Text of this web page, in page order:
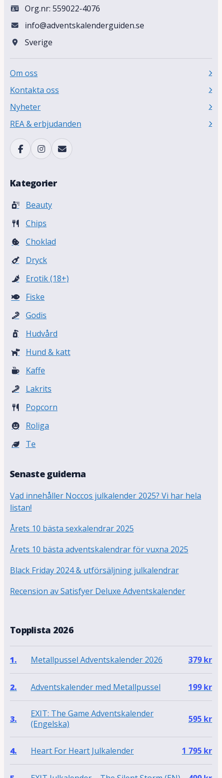
Org.nr: 559022-4076
info@adventskalenderguiden.se
Sverige
Om oss
Kontakta oss
Nyheter
REA & erbjudanden
Kategorier
Beauty
Chips
Choklad
Dryck
Erotik (18+)
Fiske
Godis
Hudvård
Hund & katt
Kaffe
Lakrits
Popcorn
Roliga
Te
Senaste guiderna
Vad innehåller Noccos julkalender 2025? Vi har hela
listan!
Årets 10 bästa sexkalendrar 2025
Årets 10 bästa adventskalendrar för vuxna 2025
Black Friday 2024 & utförsäljning julkalendrar
Recension av Satisfyer Deluxe Adventskalender
Topplista 2026
1. Metallpussel Adventskalender 2026 379 kr
2. Adventskalender med Metallpussel 199 kr
3.
EXIT: The Game Adventskalender
(Engelska)
595 kr
4. Heart For Heart Julkalender 1 795 kr